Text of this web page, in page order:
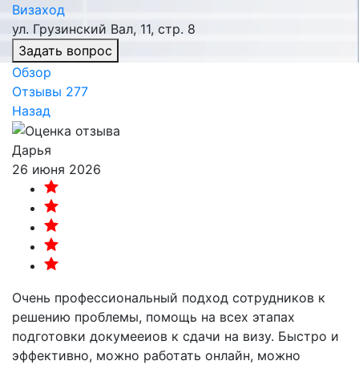
Визаход
ул. Грузинский Вал, 11, стр. 8
Задать вопрос
Обзор
Отзывы 277
Назад
Дарья
26 июня 2026
Очень профессиональный подход сотрудников к
решению проблемы, помощь на всех этапах
подготовки докумееиов к сдачи на визу. Быстро и
эффективно, можно работать онлайн, можно